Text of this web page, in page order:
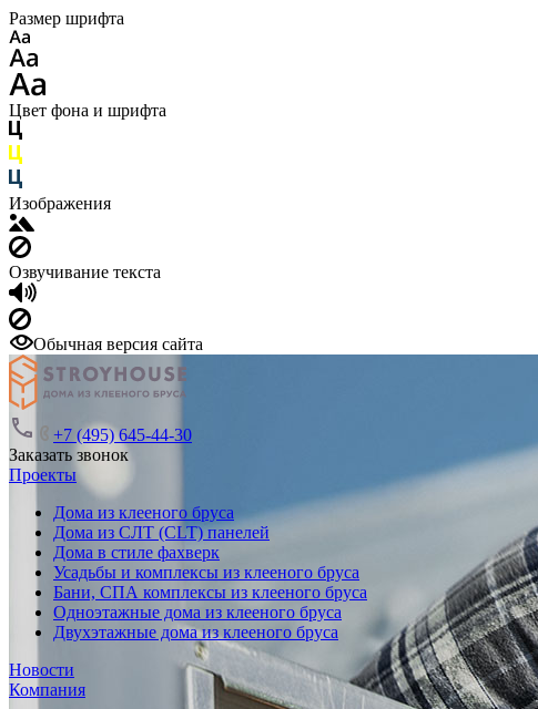
Размер шрифта
Цвет фона и шрифта
Изображения
Озвучивание текста
Обычная версия сайта
+7 (495) 645-44-30
Заказать звонок
Проекты
Дома из клееного бруса
Дома из СЛТ (CLT) панелей
Дома в стиле фахверк
Усадьбы и комплексы из клееного бруса
Бани, СПА комплексы из клееного бруса
Одноэтажные дома из клееного бруса
Двухэтажные дома из клееного бруса
Новости
Компания